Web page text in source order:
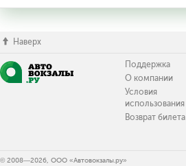
Наверх
Поддержка
О компании
Условия
использования
Возврат билета
© 2008—2026, ООО «Автовокзалы.ру»